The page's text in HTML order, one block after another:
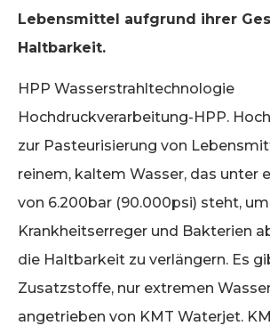
Lebensmittel aufgrund ihrer
Haltbarkeit.
HPP Wasserstrahltechnologie
Hochdruckverarbeitung-HPP.
zur Pasteurisierung von
reinem, kaltem Wasser, das unter
von 6.200bar (90.000psi) steht, um
Krankheitserreger und Bakterien
die Haltbarkeit zu verlängern. Es
Zusatzstoffe, nur extremen
angetrieben von KMT Waterjet.